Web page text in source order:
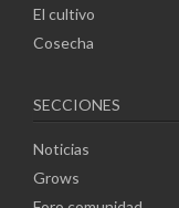
El cultivo
Cosecha
SECCIONES
Noticias
Grows